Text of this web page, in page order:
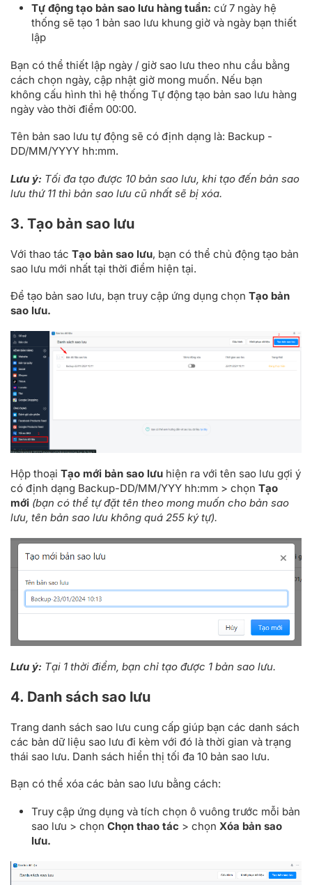
Tự động tạo bản sao lưu hàng tuần: cứ 7 ngày hệ
thống sẽ tạo 1 bản sao lưu khung giờ và ngày bạn thiết
lập
Bạn có thể thiết lập ngày / giờ sao lưu theo nhu cầu bằng
cách chọn ngày, cập nhật giờ mong muốn. Nếu bạn
không cấu hình thì hệ thống Tự động tạo bản sao lưu hàng
ngày vào thời điểm 00:00.
Tên bản sao lưu tự động sẽ có định dạng là: Backup -
DD/MM/YYYY hh:mm.
Lưu ý: Tối đa tạo được 10 bản sao lưu, khi tạo đến bản sao
lưu thứ 11 thì bản sao lưu cũ nhất sẽ bị xóa.
3. Tạo bản sao lưu
Với thao tác Tạo bản sao lưu, bạn có thể chủ động tạo bản
sao lưu mới nhất tại thời điểm hiện tại.
Để tạo bản sao lưu, bạn truy cập ứng dụng chọn Tạo bản
sao lưu.
Hộp thoại Tạo mới bản sao lưu hiện ra với tên sao lưu gợi ý
có định dạng Backup-DD/MM/YYY hh:mm > chọn Tạo
mới (bạn có thể tự đặt tên theo mong muốn cho bản sao
lưu, tên bản sao lưu không quá 255 ký tự).
Lưu ý: Tại 1 thời điểm, bạn chỉ tạo được 1 bản sao lưu.
4. Danh sách sao lưu
Trang danh sách sao lưu cung cấp giúp bạn các danh sách
các bản dữ liệu sao lưu đi kèm với đó là thời gian và trạng
thái sao lưu. Danh sách hiển thị tối đa 10 bản sao lưu.
Bạn có thể xóa các bản sao lưu bằng cách:
Truy cập ứng dụng và tích chọn ô vuông trước mỗi bản
sao lưu > chọn Chọn thao tác > chọn Xóa bản sao
lưu.